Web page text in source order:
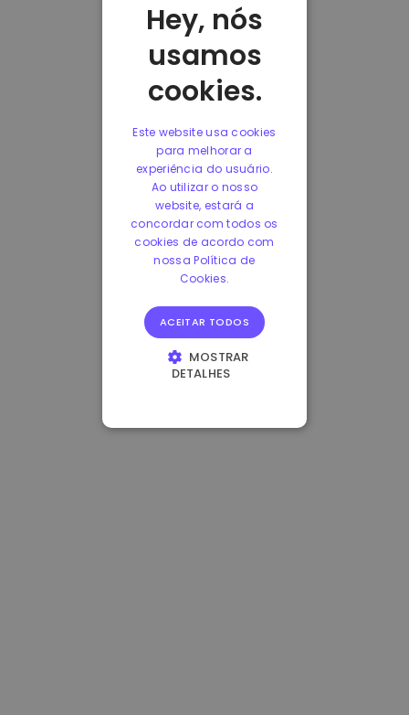
Hey, nós
usamos
cookies.
Este website usa cookies
para melhorar a
experiência do usuário.
Ao utilizar o nosso
website, estará a
concordar com todos os
cookies de acordo com
nossa Política de
Cookies.
ACEITAR TODOS
MOSTRAR
DETALHES